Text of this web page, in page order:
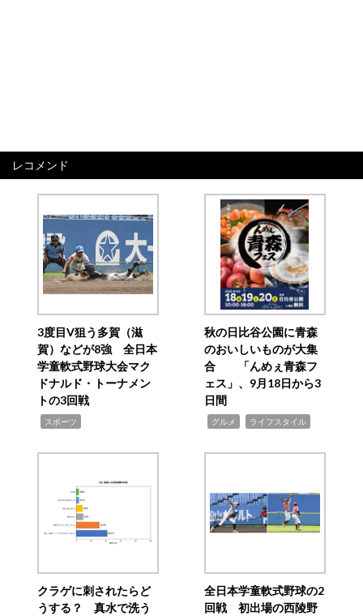
レコメンド
3度目V狙う多賀（滋
賀）などが8強 全日本
学童軟式野球大会マク
ドナルド・トーナメン
トの3回戦
スポーツ
秋の日比谷公園に青森
のおいしいものが大集
合 「んめぇ青森フ
ェス」、9月18日から3
日間
グルメ ライフスタイル
クラゲに刺されたらど
うする？ 真水で洗う
全日本学童軟式野球の2
回戦 初出場の西陵野